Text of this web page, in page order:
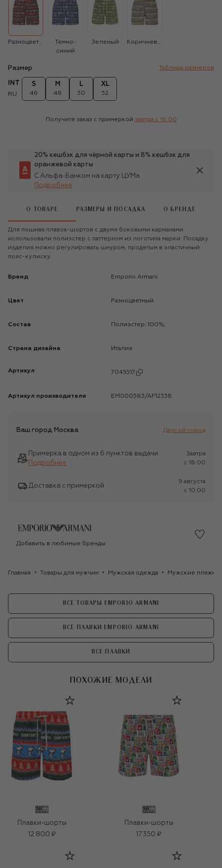
Разноцветный
Темно-
синий
Зеленый Коричневый
Размер Таблица размеров
INT
RU
S
46
M
48
L
50
XL
52
Получите заказ с примеркой завтра c 18:00
20% кешбэк для чёрной карты и 8% кешбэк для
оранжевой карты
С Альфа-Банком на карту ЦУМа
Подробнее
О ТОВАРЕ РАЗМЕРЫ И ПОСАДКА О БРЕНДЕ
Для пошива плавок-шортов с двумя боковыми карманами
использовали полиэстер с паттерном из логотипа марки. Посадку
изделия можно регулировать шнуром, продетым в эластичный
пояс-кулиску.
Бренд Emporio Armani
Цвет Разноцветный
Состав Полиэстер: 100%;
Страна дизайна Италия
Артикул 7045517
Артикул производителя EM000583/AF12338
Ваш город Москва Другой город
Примерка в одном из 6 пунктов выдачи
Подробнее
Завтра
c 18:00
Доставка с примеркой
9 августа
c 10:00
Добавить в любимые бренды
Главная Товары для мужчин Мужская одежда Мужские
ВСЕ ТОВАРЫ EMPORIO ARMANI
ВСЕ ПЛАВКИ EMPORIO ARMANI
ВСЕ ПЛАВКИ
ПОХОЖИЕ МОДЕЛИ
Плавки-шорты
12 800 ₽
Плавки-шорты
17 350 ₽